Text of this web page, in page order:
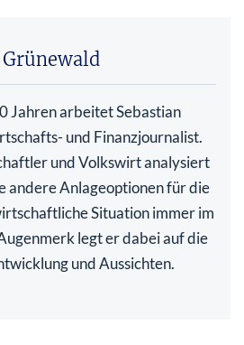
Jahren arbeitet Sebastian
und Finanzjournalist.
und Volkswirt analysiert
andere Anlageoptionen für die
Situation immer im
legt er dabei auf die
und Aussichten.